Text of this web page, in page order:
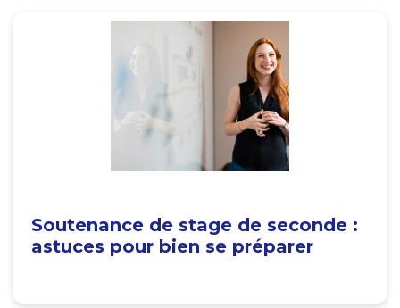
Soutenance de stage de seconde :
astuces pour bien se préparer